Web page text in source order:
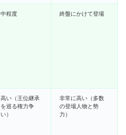
中程度 終盤にかけて登場
高い（王位継承
を巡る権力争
い）
非常に高い（多数
の登場人物と勢
力）